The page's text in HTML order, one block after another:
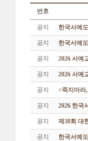
번호
공지 한국서예
공지 한국서예
공지 2026 서예
공지 2026 서예
공지 <죽지마라
공지 2026 한국
공지 제38회 대
공지 한국서예